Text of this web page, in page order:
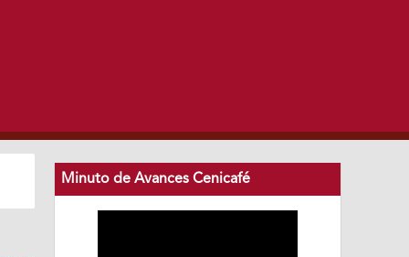
Minuto de Avances Cenicafé